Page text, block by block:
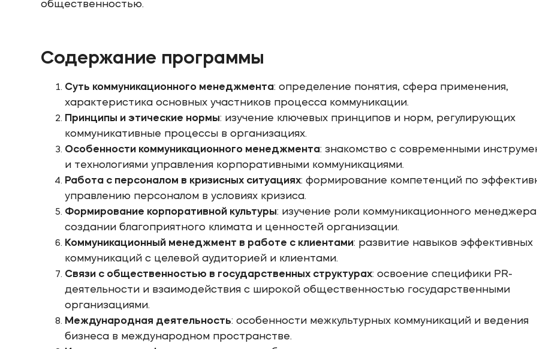
общественностью.
Содержание программы
Суть коммуникационного менеджмента: определение понятия, сфера применения,
характеристика основных участников процесса коммуникации.
Принципы и этические нормы: изучение ключевых принципов и норм, регулирующих
коммуникативные процессы в организациях.
Особенности коммуникационного менеджмента: знакомство с современными
и технологиями управления корпоративными коммуникациями.
Работа с персоналом в кризисных ситуациях: формирование компетенций по
управлению персоналом в условиях кризиса.
Формирование корпоративной культуры: изучение роли коммуникационного менеджера
создании благоприятного климата и ценностей организации.
Коммуникационный менеджмент в работе с клиентами: развитие навыков эффективных
коммуникаций с целевой аудиторией и клиентами.
Связи с общественностью в государственных структурах: освоение специфики PR-
деятельности и взаимодействия с широкой общественностью государственными
организациями.
Международная деятельность: особенности межкультурных коммуникаций и ведения
бизнеса в международном пространстве.